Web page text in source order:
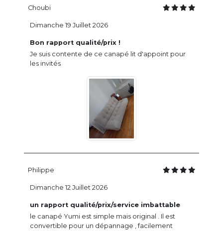
Choubi
Bon rapport qualité/prix !
Je suis contente de ce canapé lit d'appoint pour
les invités
Dimanche 19 Juillet 2026
Philippe
un rapport qualité/prix/service imbattable
le canapé Yumi est simple mais original . Il est
convertible pour un dépannage , facilement
Dimanche 12 Juillet 2026